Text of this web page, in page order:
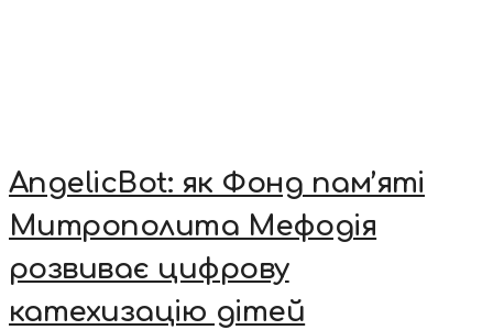
AngelicBot: як Фонд пам’яті
Митрополита Мефодія
розвиває цифрову
катехизацію дітей